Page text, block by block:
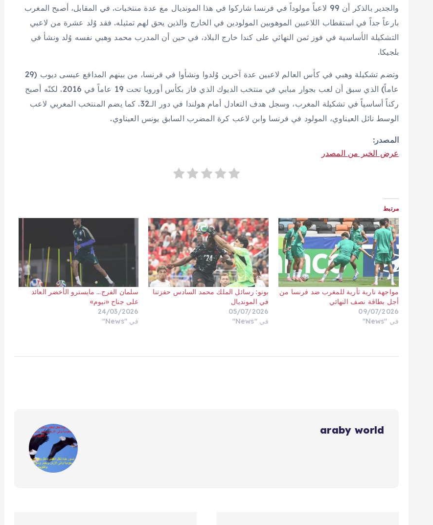
والجدير بالذكر أن 99 لاعباً مولوداً في فرنسا شاركوا في هذا المونديال مع عدة منتخبات. في المقابل، أصبح المغرب
بارعاً جداً في استقطاب اللاعبين الموهوبين المولودين في الخارج والذين يحق لهم تمثيله. فقد وُلد عشرة من لاعبي
التشكيلة الأساسية في فوز ثمن النهائي على كندا خارج البلاد، في حين أن المدرب محمد وهبي نفسه وُلد ونشأ في
بلجيكا.
وتضم تشكيلة وهبي في كأس العالم لاعبين عدة آخرين وُلدوا ونشأوا في فرنسا، من بينهم المدافع عيسى ديوب (29
عاماً) الذي سبق أن لعب بجوار مبابي في منتخب الديوك الذي فاز بكأس أوروبا تحت 19 عاماً في 2016. لكنّه أصبح
ركناً أساسياً في تشكيلة المغرب، وسجل هدف التعادل أمام هولندا في دور الـ32. كما يضم المنتخب المغربي لاعب
الوسط نائل العيناوي، المولود في فرنسا وابن لاعب كرة المضرب السابق يونس العيناوي.
المصدر:
عرض الخبر من المصدر
مرتبط
مواجهة نارية ثأرية للمغرب ضد فرنسا من
أجل بطاقة نصف النهائي
09/07/2026
في "News"
بونو: رسائل الملك محمد السادس حفزتنا
في المونديال
05/07/2026
في "News"
سلمان الفرج… مايسترو الأخضر العائد
على جناح «نيوم»
24/03/2026
في "News"
araby world